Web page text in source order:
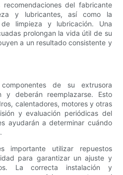
del fabricante
y lubricantes, así como la
de limpieza y lubricación. Una
prolongan la vida útil de su
a un resultado consistente y
de su extrusora
y deberán reemplazarse. Esto
calentadores, motores y otras
y evaluación periódicas del
ayudarán a determinar cuándo
importante utilizar repuestos
para garantizar un ajuste y
La correcta instalación y